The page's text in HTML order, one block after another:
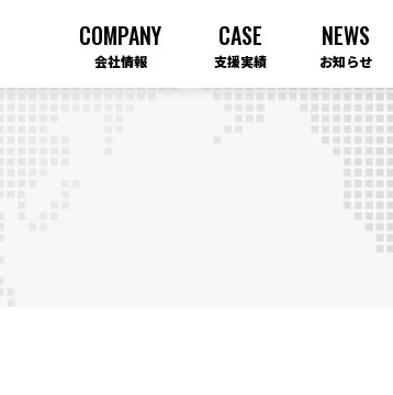
COMPANY
会社情報
CASE
支援実績
NEWS
お知らせ